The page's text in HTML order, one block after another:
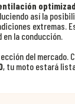
así la
extremas.
en la conducción.
del mercado.
, tu moto estará